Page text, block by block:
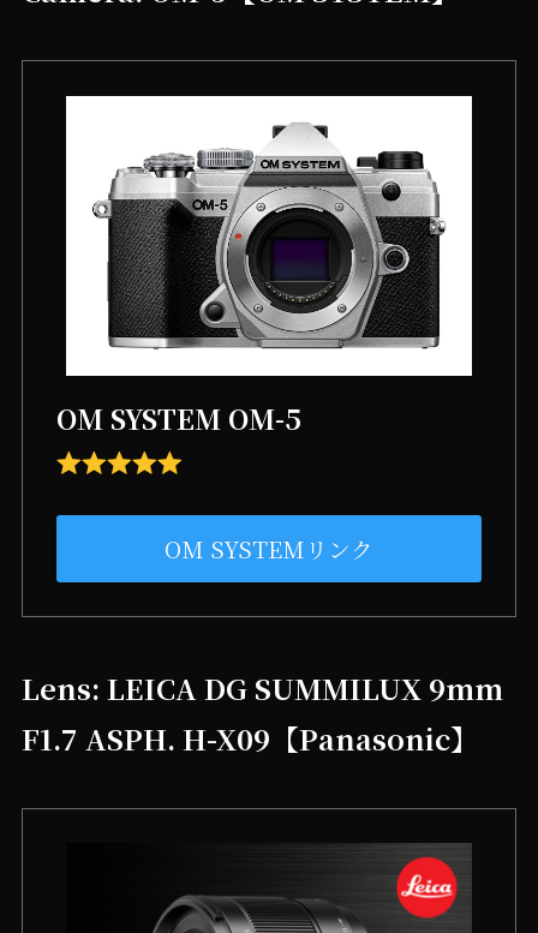
OM SYSTEM OM-5
OM SYSTEMリンク
Lens: LEICA DG SUMMILUX 9mm
F1.7 ASPH. H-X09【Panasonic】